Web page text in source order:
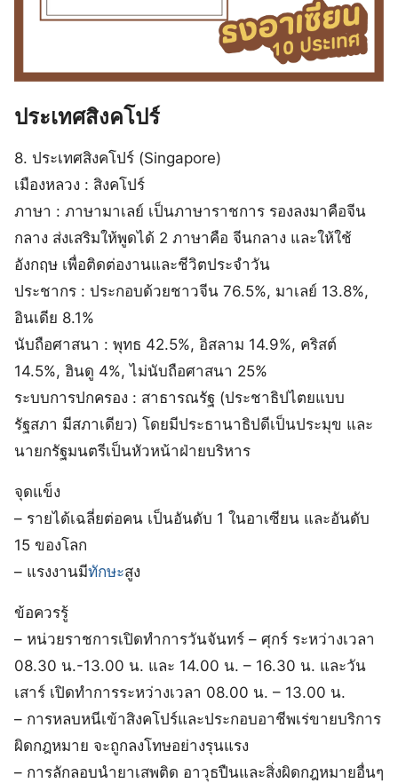
ประเทศสิงคโปร์
8. ประเทศสิงคโปร์ (Singapore)
เมืองหลวง : สิงคโปร์
ภาษา : ภาษามาเลย์ เป็นภาษาราชการ รองลงมาคือจีน
กลาง ส่งเสริมให้พูดได้ 2 ภาษาคือ จีนกลาง และให้ใช้
อังกฤษ เพื่อติดต่องานและชีวิตประจำวัน
ประชากร : ประกอบด้วยชาวจีน 76.5%, มาเลย์ 13.8%,
อินเดีย 8.1%
นับถือศาสนา : พุทธ 42.5%, อิสลาม 14.9%, คริสต์
14.5%, ฮินดู 4%, ไม่นับถือศาสนา 25%
ระบบการปกครอง : สาธารณรัฐ (ประชาธิปไตยแบบ
รัฐสภา มีสภาเดียว) โดยมีประธานาธิปดีเป็นประมุข และ
นายกรัฐมนตรีเป็นหัวหน้าฝ่ายบริหาร
จุดแข็ง
– รายได้เฉลี่ยต่อคน เป็นอันดับ 1 ในอาเซียน และอันดับ
15 ของโลก
– แรงงานมีทักษะสูง
ข้อควรรู้
– หน่วยราชการเปิดทำการวันจันทร์ – ศุกร์ ระหว่างเวลา
08.30 น.-13.00 น. และ 14.00 น. – 16.30 น. และวัน
เสาร์ เปิดทำการระหว่างเวลา 08.00 น. – 13.00 น.
– การหลบหนีเข้าสิงคโปร์และประกอบอาชีพเร่ขายบริการ
ผิดกฎหมาย จะถูกลงโทษอย่างรุนแรง
– การลักลอบนำยาเสพติด อาวุธปืนและสิ่งผิดกฎหมายอื่นๆ